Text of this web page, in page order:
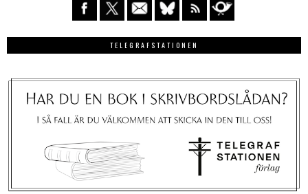
TELEGRAFSTATIONEN